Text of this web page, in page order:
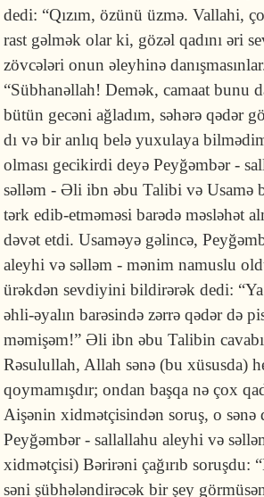
dedi: “Qızım, özünü üzmə. Vallahi,
rast gəlmək olar ki, gözəl qadını əri
zövcə­ləri onun əleyhinə
“Sübhanəllah! Demək, camaat bu­nu
bütün gecəni ağladım, səhərə qədər
dı və bir anlıq belə yuxu­laya
olması gecikirdi deyə Pey­ğəmbər -
səlləm - Əli ibn əbu Talibi və Usamə
tərk edib-et­mə­mə­si barədə məsləhət
dəvət etdi. Usaməyə gəlincə,
aleyhi və səlləm - mənim namuslu
ürək­dən sevdiyini bildirərək dedi:
əhli-əyalın barəsində zərrə qədər də
məmişəm!” Əli ibn əbu Talibin
Rəsulullah, Allah sənə (bu xüsusda)
qoymamışdır; ondan başqa nə çox
Aişənin xidmətçi­sin­dən soruş, o sənə
Peyğəmbər - sallallahu aleyhi və
xidmətçisi) Bərirəni çağırıb soruşdu:
səni şübhə­lən­di­rə­cək bir şey